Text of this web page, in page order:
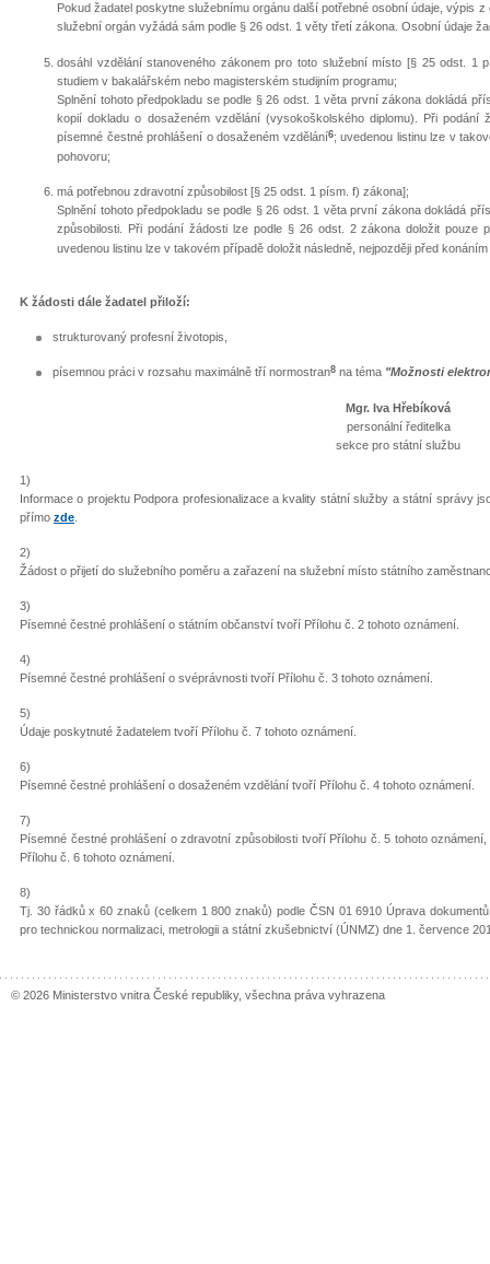
Pokud žadatel poskytne služebnímu orgánu další potřebné osobní údaje, výpis
služební orgán vyžádá sám podle § 26 odst. 1 věty třetí zákona. Osobní údaje
dosáhl vzdělání stanoveného zákonem pro toto služební místo [§ 25 odst. 1
studiem v bakalářském nebo magisterském studijním programu;
Splnění tohoto předpokladu se podle § 26 odst. 1 věta první zákona dokládá
kopií dokladu o dosaženém vzdělání (vysokoškolského diplomu). Při
písemné čestné prohlášení o dosaženém vzdělání6; uvedenou listinu lze v
pohovoru;
má potřebnou zdravotní způsobilost [§ 25 odst. 1 písm. f) zákona];
Splnění tohoto předpokladu se podle § 26 odst. 1 věta první zákona dokládá
způsobilosti. Při podání žádosti lze podle § 26 odst. 2 zákona doložit pouze
uvedenou listinu lze v takovém případě doložit následně, nejpozději před
K žádosti dále žadatel přiloží:
strukturovaný profesní životopis,
písemnou práci v rozsahu maximálně tří normostran8 na téma "Možnosti
Mgr. Iva Hřebíková
personální ředitelka
sekce pro státní službu
1)
Informace o projektu Podpora profesionalizace a kvality státní služby a státní správy
přímo zde
2)
Žádost o přijetí do služebního poměru a zařazení na služební místo státního
3)
Písemné čestné prohlášení o státním občanství tvoří Přílohu č. 2 tohoto oznámení.
4)
Písemné čestné prohlášení o svéprávnosti tvoří Přílohu č. 3 tohoto oznámení.
5)
Údaje poskytnuté žadatelem tvoří Přílohu č. 7 tohoto oznámení.
6)
Písemné čestné prohlášení o dosaženém vzdělání tvoří Přílohu č. 4 tohoto oznámení.
7)
Písemné čestné prohlášení o zdravotní způsobilosti tvoří Přílohu č. 5 tohoto
Přílohu č. 6 tohoto oznámení.
8)
Tj. 30 řádků x 60 znaků (celkem 1 800 znaků) podle ČSN 01 6910 Úprava
pro technickou normalizaci, metrologii a státní zkušebnictví (ÚNMZ) dne 1. července
© 2026 Ministerstvo vnitra České republiky, všechna práva vyhrazena